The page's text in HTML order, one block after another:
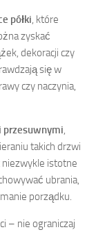
półki, które
zyskać
dekoracji czy
się w
czy naczynia,
przesuwnymi,
takich drzwi
istotne
ubrania,
porządku.
– nie ograniczaj